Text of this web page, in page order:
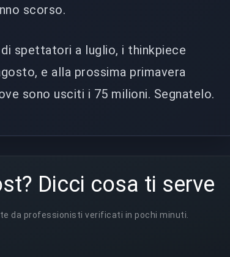
scorso.
spettatori a luglio, i thinkpiece
e alla prossima primavera
sono usciti i 75 milioni. Segnatelo.
Dicci cosa ti serve
da professionisti verificati in pochi minuti.